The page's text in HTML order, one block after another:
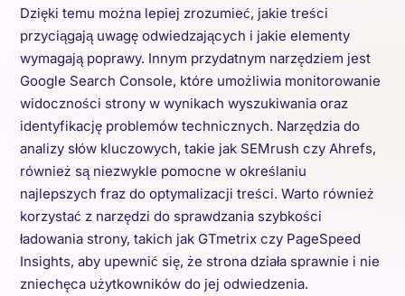
Dzięki temu można lepiej zrozumieć, jakie treści
przyciągają uwagę odwiedzających i jakie elementy
wymagają poprawy. Innym przydatnym narzędziem jest
Google Search Console, które umożliwia monitorowanie
widoczności strony w wynikach wyszukiwania oraz
identyfikację problemów technicznych. Narzędzia do
analizy słów kluczowych, takie jak SEMrush czy Ahrefs,
również są niezwykle pomocne w określaniu
najlepszych fraz do optymalizacji treści. Warto również
korzystać z narzędzi do sprawdzania szybkości
ładowania strony, takich jak GTmetrix czy PageSpeed
Insights, aby upewnić się, że strona działa sprawnie i nie
zniechęca użytkowników do jej odwiedzenia.